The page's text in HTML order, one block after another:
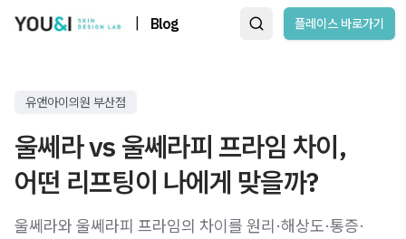
Blog 플레이스 바로가기
유앤아이의원 부산점
울쎄라 vs 울쎄라피 프라임 차이,
어떤 리프팅이 나에게 맞을까?
울쎄라와 울쎄라피 프라임의 차이를 원리·해상도·통증·